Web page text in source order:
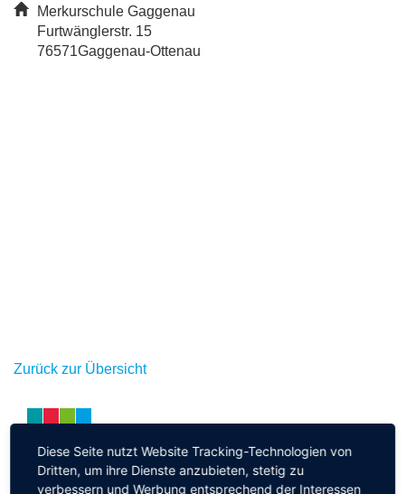
Merkurschule Gaggenau
Furtwänglerstr. 15
76571Gaggenau-Ottenau
Zurück zur Übersicht
Aktuelles
Diese Seite nutzt Website Tracking-Technologien von
Dritten, um ihre Dienste anzubieten, stetig zu
verbessern und Werbung entsprechend der Interessen